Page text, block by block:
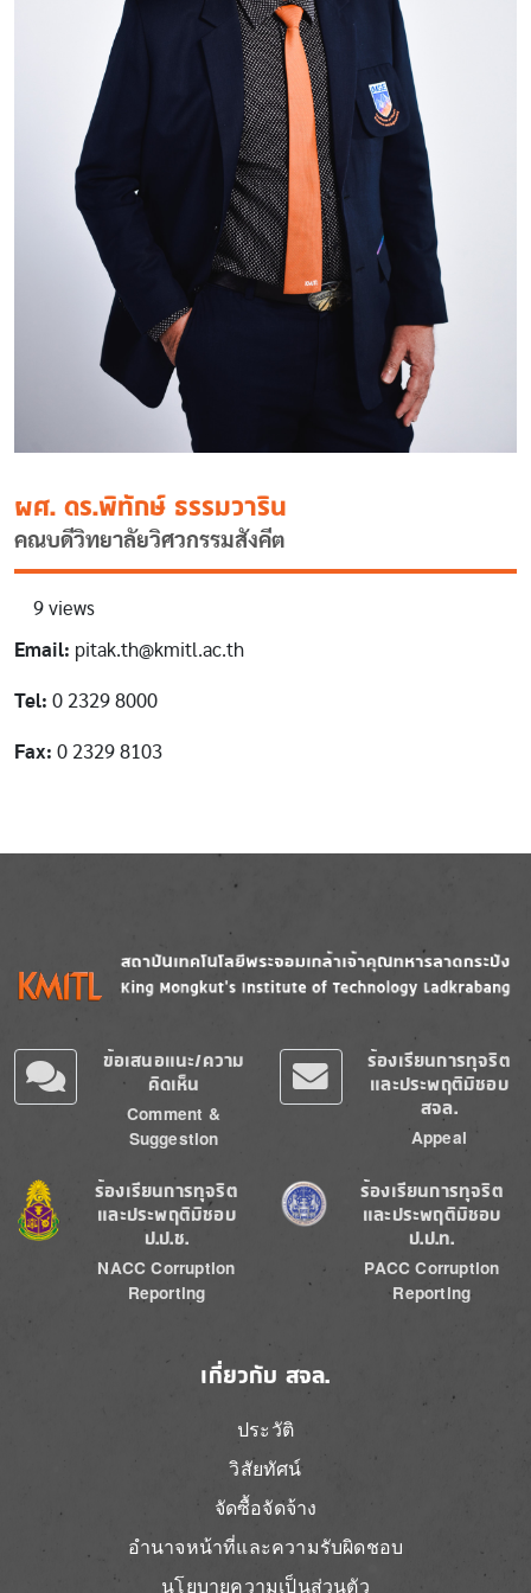
ผศ. ดร.พิทักษ์ ธรรมวาริน
คณบดีวิทยาลัยวิศวกรรมสังคีต
9 views
Email: pitak.th@kmitl.ac.th
Tel: 0 2329 8000
Fax: 0 2329 8103
Image
ข้อเสนอแนะ/ความ
คิดเห็น
Comment &
Suggestion
ร้องเรียนการทุจริต
และประพฤติมิชอบ
สจล.
Appeal
Image
ร้องเรียนการทุจริต
และประพฤติมิชอบ
ป.ป.ช.
NACC Corruption
Reporting
Image
ร้องเรียนการทุจริต
และประพฤติมิชอบ
ป.ป.ท.
PACC Corruption
Reporting
เกี่ยวกับ สจล.
ประวัติ
วิสัยทัศน์
จัดซื้อจัดจ้าง
อำนาจหน้าที่และความรับผิดชอบ
นโยบายความเป็นส่วนตัว